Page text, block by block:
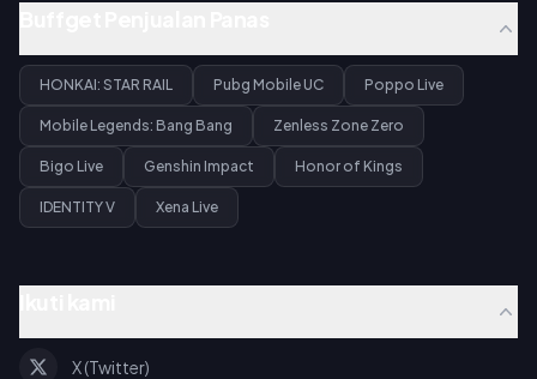
HONKAI: STAR RAIL Pubg Mobile UC Poppo Live
Mobile Legends: Bang Bang Zenless Zone Zero
Bigo Live Genshin Impact Honor of Kings
IDENTITY V Xena Live
X (Twitter)